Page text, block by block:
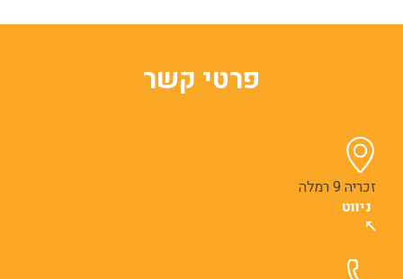
פרטי קשר
זכריה 9 רמלה
ניווט